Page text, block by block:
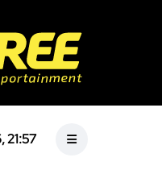
21:57